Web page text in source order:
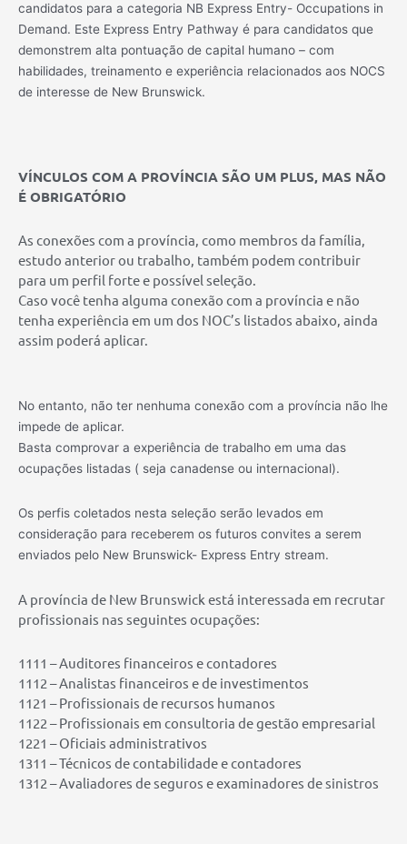
candidatos para a categoria NB Express Entry- Occupations in
Demand. Este Express Entry Pathway é para candidatos que
demonstrem alta pontuação de capital humano – com
habilidades, treinamento e experiência relacionados aos NOCS
de interesse de New Brunswick.
VÍNCULOS COM A PROVÍNCIA SÃO UM PLUS, MAS NÃO
É OBRIGATÓRIO
As conexões com a província, como membros da família,
estudo anterior ou trabalho, também podem contribuir
para um perfil forte e possível seleção.
Caso você tenha alguma conexão com a província e não
tenha experiência em um dos NOC’s listados abaixo, ainda
assim poderá aplicar.
No entanto, não ter nenhuma conexão com a província não lhe
impede de aplicar.
Basta comprovar a experiência de trabalho em uma das
ocupações listadas ( seja canadense ou internacional).
Os perfis coletados nesta seleção serão levados em
consideração para receberem os futuros convites a serem
enviados pelo New Brunswick- Express Entry stream.
A província de New Brunswick está interessada em recrutar
profissionais nas seguintes ocupações:
1111 – Auditores financeiros e contadores
1112 – Analistas financeiros e de investimentos
1121 – Profissionais de recursos humanos
1122 – Profissionais em consultoria de gestão empresarial
1221 – Oficiais administrativos
1311 – Técnicos de contabilidade e contadores
1312 – Avaliadores de seguros e examinadores de sinistros